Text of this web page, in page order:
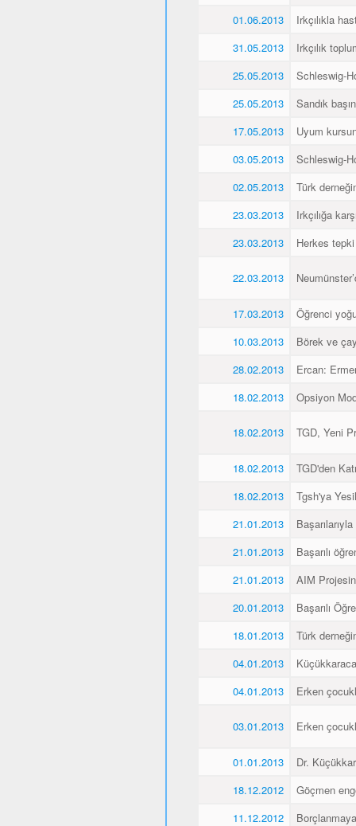
01.06.2013
Irkçılıkla
31.05.2013
Irkçılık
25.05.2013
Schleswig-
25.05.2013
Sandık
17.05.2013
Uyum
03.05.2013
Schleswig-
02.05.2013
Türk
23.03.2013
Irkçılığa
23.03.2013
Herkes
22.03.2013
17.03.2013
Öğrenci
10.03.2013
Börek ve
28.02.2013
Ercan:
18.02.2013
Opsiyon
18.02.2013 TGD, Yeni
18.02.2013
TGD'den
18.02.2013
Tgsh'ya
21.01.2013
21.01.2013
Başarılı
21.01.2013
AIM
20.01.2013
Başarılı
18.01.2013
Türk
04.01.2013
04.01.2013
Erken
03.01.2013 Erken
01.01.2013
Dr.
18.12.2012
Göçmen
11.12.2012